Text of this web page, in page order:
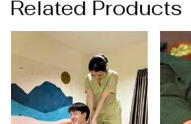
Related Products